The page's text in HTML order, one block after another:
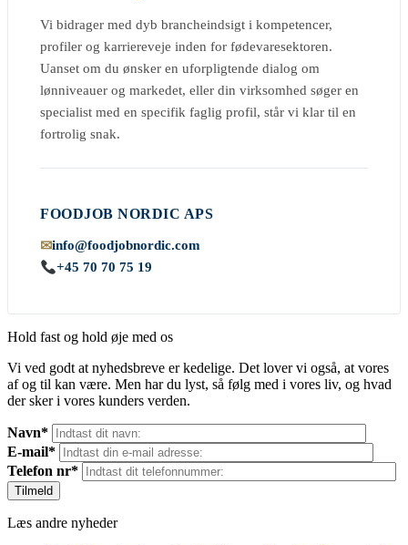
Vi bidrager med dyb brancheindsigt i kompetencer,
profiler og karriereveje inden for fødevaresektoren.
Uanset om du ønsker en uforpligtende dialog om
lønniveauer og markedet, eller din virksomhed søger en
specialist med en specifik faglig profil, står vi klar til en
fortrolig snak.
FOODJOB NORDIC APS
✉info@foodjobnordic.com
+45 70 70 75 19
Hold fast og hold øje med os
Vi ved godt at nyhedsbreve er kedelige. Det lover vi også, at vores
af og til kan være. Men har du lyst, så følg med i vores liv, og hvad
der sker i vores kunders verden.
Navn*
E-mail*
Telefon nr*
Læs andre nyheder